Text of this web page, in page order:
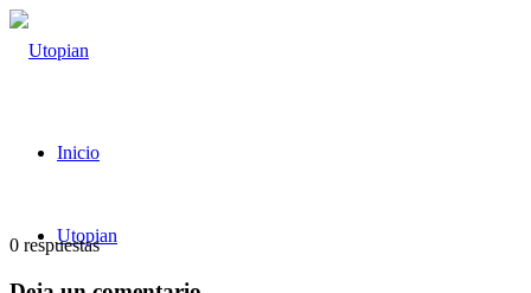
Inicio
Utopian
0 respuestas